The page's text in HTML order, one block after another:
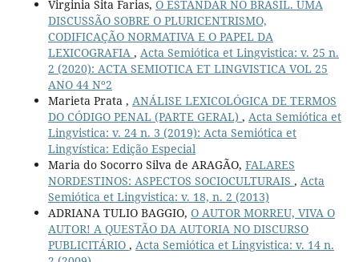
Virginia Sita Farias, O ESTÂNDAR NO BRASIL. UMA
DISCUSSÃO SOBRE O PLURICENTRISMO,
CODIFICAÇÃO NORMATIVA E O PAPEL DA
LEXICOGRAFIA , Acta Semiótica et Lingvistica: v. 25 n.
2 (2020): ACTA SEMIOTICA ET LINGVISTICA VOL 25
ANO 44 Nº2
Marieta Prata , ANÁLISE LEXICOLÓGICA DE TERMOS
DO CÓDIGO PENAL (PARTE GERAL) , Acta Semiótica et
Lingvistica: v. 24 n. 3 (2019): Acta Semiótica et
Lingvística: Edição Especial
Maria do Socorro Silva de ARAGÃO, FALARES
NORDESTINOS: ASPECTOS SOCIOCULTURAIS , Acta
Semiótica et Lingvistica: v. 18, n. 2 (2013)
ADRIANA TULIO BAGGIO, O AUTOR MORREU, VIVA O
AUTOR! A QUESTÃO DA AUTORIA NO DISCURSO
PUBLICITÁRIO , Acta Semiótica et Lingvistica: v. 14 n.